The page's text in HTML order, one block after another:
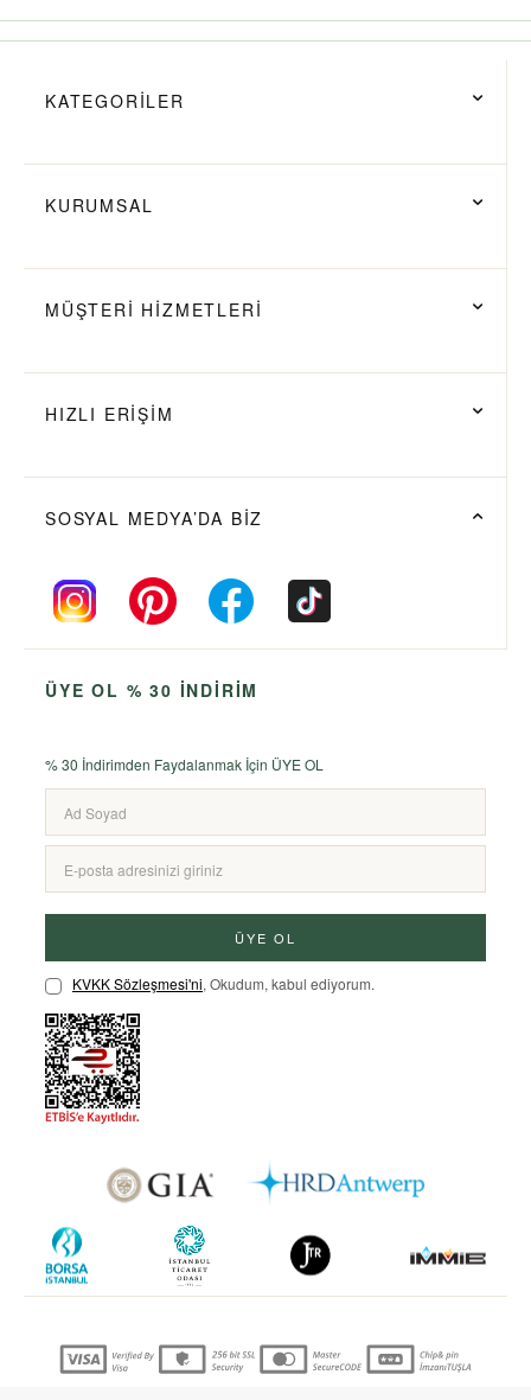
KATEGORİLER
KURUMSAL
MÜŞTERİ HİZMETLERİ
HIZLI ERİŞİM
SOSYAL MEDYA’DA BİZ
ÜYE OL % 30 İNDİRİM
% 30 İndirimden Faydalanmak İçin ÜYE OL
ÜYE OL
KVKK Sözleşmesi'ni, Okudum, kabul ediyorum.